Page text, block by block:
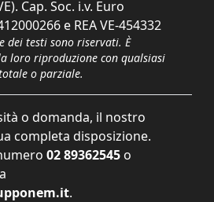
Cap. Soc. i.v. Euro
e REA VE-454332
testi sono riservati. È
loro riproduzione con qualsiasi
o parziale.
o domanda, il nostro
completa disposizione.
02 89362545 o
.